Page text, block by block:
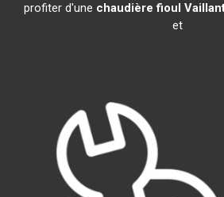
profiter d'une chaudière fioul
et